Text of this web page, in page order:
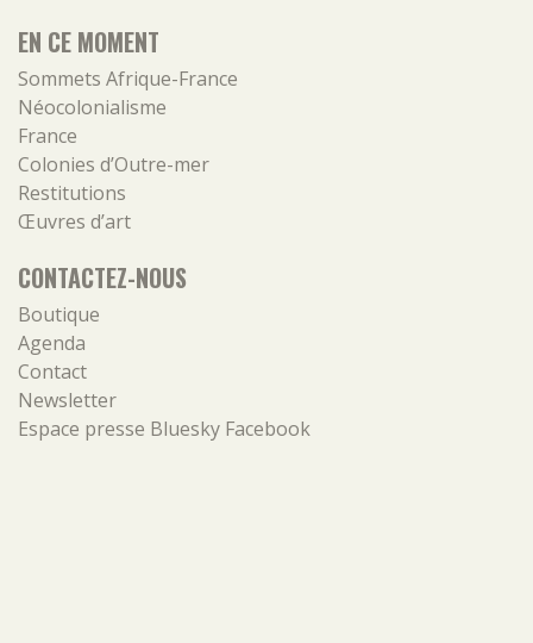
EN CE MOMENT
Sommets Afrique-France
Néocolonialisme
France
Colonies d’Outre-mer
Restitutions
Œuvres d’art
CONTACTEZ-NOUS
Boutique
Agenda
Contact
Newsletter
Espace presse Bluesky Facebook